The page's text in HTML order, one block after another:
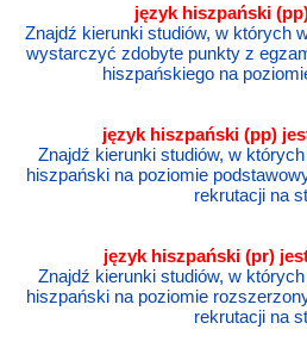
język hiszpański
Znajdź kierunki studiów, w których
wystarczyć zdobyte punkty z
hiszpańskiego na
język hiszpański (pp)
Znajdź kierunki studiów, w
hiszpański na poziomie
rekrutacji na
język hiszpański (pr)
Znajdź kierunki studiów, w
hiszpański na poziomie
rekrutacji na